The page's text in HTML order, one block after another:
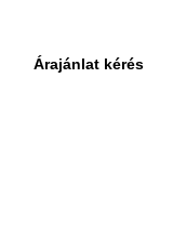
Árajánlat kérés